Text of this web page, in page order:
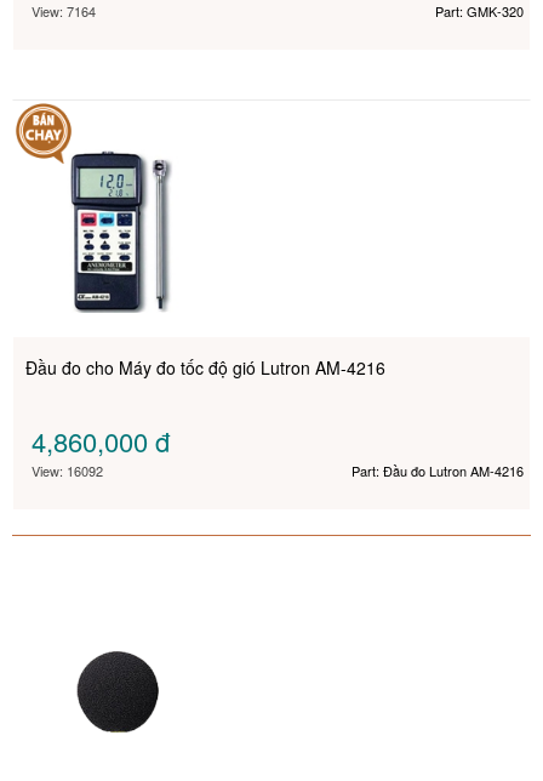
View: 7164 Part: GMK-320
Đầu đo cho Máy đo tốc độ gió Lutron AM-4216
4,860,000đ
View: 16092 Part: Đầu đo Lutron AM-4216